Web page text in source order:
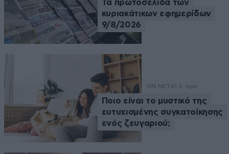
Τα πρωτοσέλιδα των
κυριακάτικων εφημερίδων
9/8/2026
ON NET41 λ. πριν
Ποιο είναι το μυστικό της
ευτυχισμένης συγκατοίκησης
ενός ζευγαριού;